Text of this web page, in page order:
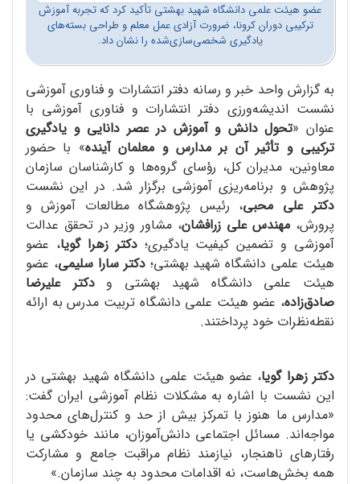
عضو هیئت علمی دانشگاه شهید بهشتی تأکید کرد که تجربه آموزش
ترکیبی دوران کرونا، ضرورت آزادی عمل معلم و طراحی بسته‌های
یادگیری شخصی‌سازی‌شده را نشان داد.
به گزارش واحد خبر و رسانه دفتر انتشارات و فناوری آموزشی
نشست اندیشه‌ورزی دفتر انتشارات و فناوری آموزشی با
عنوان «تحول دانش و آموزش در عصر دانایی و یادگیری
ترکیبی و تأثیر آن بر مدارس و معلمان آینده» با حضور
معاونین، مدیران کل، رؤسای گروه‌ها و کارشناسان سازمان
پژوهش و برنامه‌ریزی آموزشی برگزار شد. در این نشست
دکتر علی محبی، رئیس پژوهشگاه مطالعات آموزش و
پرورش، مهندس علی زرافشان، مشاور وزیر در تحقق عدالت
آموزشی و تضمین کیفیت یادگیری؛دکتر زهرا گویا، عضو
هیئت علمی دانشگاه شهید بهشتی؛دکتر سارا سلیمی، عضو
هیئت علمی دانشگاه شهید بهشتی ودکتر علیرضا
صادق‌زاده، عضو هیئت علمی دانشگاه تربیت مدرس به ارائه
نقطه‌نظرات خود پرداختند.
دکتر زهرا گویا، عضو هیئت علمی دانشگاه شهید بهشتی در
این نشست با اشاره به مشکلات نظام آموزشی ایران گفت:
«مدارس ما هنوز با تمرکز بیش از حد و کنترل‌های محدود
مواجه‌اند. مسائل اجتماعی دانش‌آموزان، مانند خودکشی یا
رفتارهای ناهنجار، نیازمند نظام مراقبت جامع و مشارکت
همه بخش‌هاست، نه اقدامات محدود به چند سازمان.»